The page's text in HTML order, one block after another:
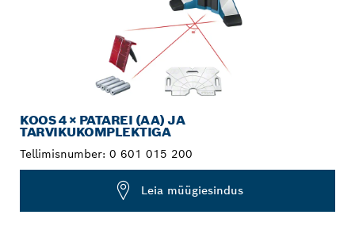
KOOS 4 × PATAREI (AA) JA
TARVIKUKOMPLEKTIGA
Tellimisnumber: 0 601 015 200
Leia müügiesindus